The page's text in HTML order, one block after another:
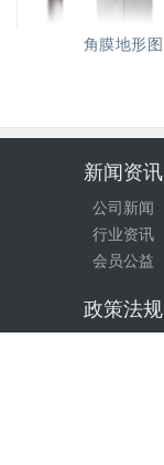
角膜地形图
新闻资讯
公司新闻
行业资讯
会员公益
政策法规